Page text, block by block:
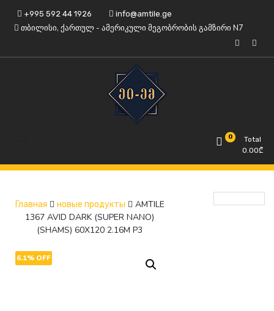
content
+995 592 44 1926 info@amtile.ge
თბილისი, ქართულ - ამერიკული მეგობრობის გამზირი N7
0
Total
0.00₾
Главная новые продукты
AMTILE
1367 AVID DARK (SUPER NANO)
(SHAMS) 60X120 2.16M P3
6.1% OFF